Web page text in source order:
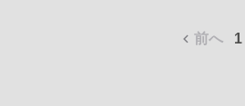
前へ 1